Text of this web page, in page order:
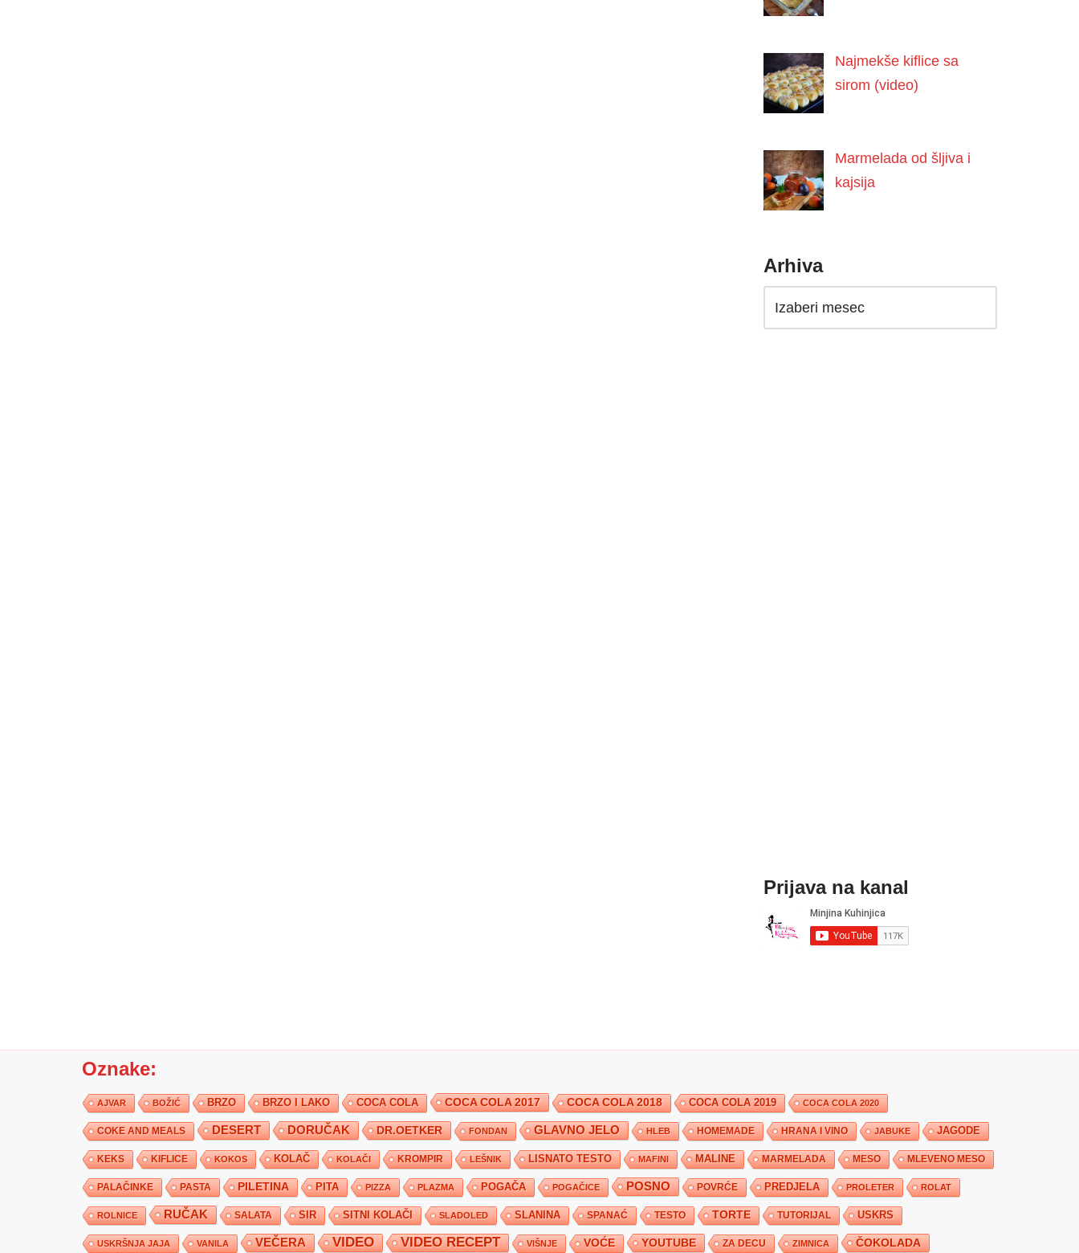
Najmekše kiflice sa
sirom (video)
Marmelada od šljiva i
kajsija
Arhiva
Prijava na kanal
Oznake:
AJVAR BOŽIĆ BRZO BRZO I LAKO COCA COLA COCA COLA 2017 COCA COLA 2018 COCA COLA 2019 COCA COLA 2020
COKE AND MEALS DESERT DORUČAK DR.OETKER FONDAN GLAVNO JELO HLEB HOMEMADE HRANA I VINO JABUKE JAGODE
KEKS KIFLICE KOKOS KOLAČ KOLAČI KROMPIR LEŠNIK LISNATO TESTO MAFINI MALINE MARMELADA MESO MLEVENO MESO
PALAČINKE PASTA PILETINA PITA PIZZA PLAZMA POGAČA POGAČICE POSNO POVRĆE PREDJELA PROLETER ROLAT
ROLNICE RUČAK SALATA SIR SITNI KOLAČI SLADOLED SLANINA SPANAĆ TESTO TORTE TUTORIJAL USKRS
USKRŠNJA JAJA VANILA VEČERA VIDEO VIDEO RECEPT VIŠNJE VOĆE YOUTUBE ZA DECU ZIMNICA ČOKOLADA